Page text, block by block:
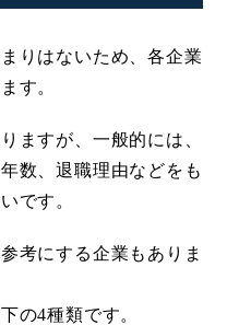
りはないため、各企業
す。
ますが、一般的には、
数、退職理由などをも
です。
考にする企業もありま
の4種類です。